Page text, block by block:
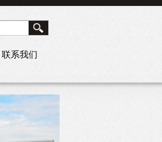
联系我们